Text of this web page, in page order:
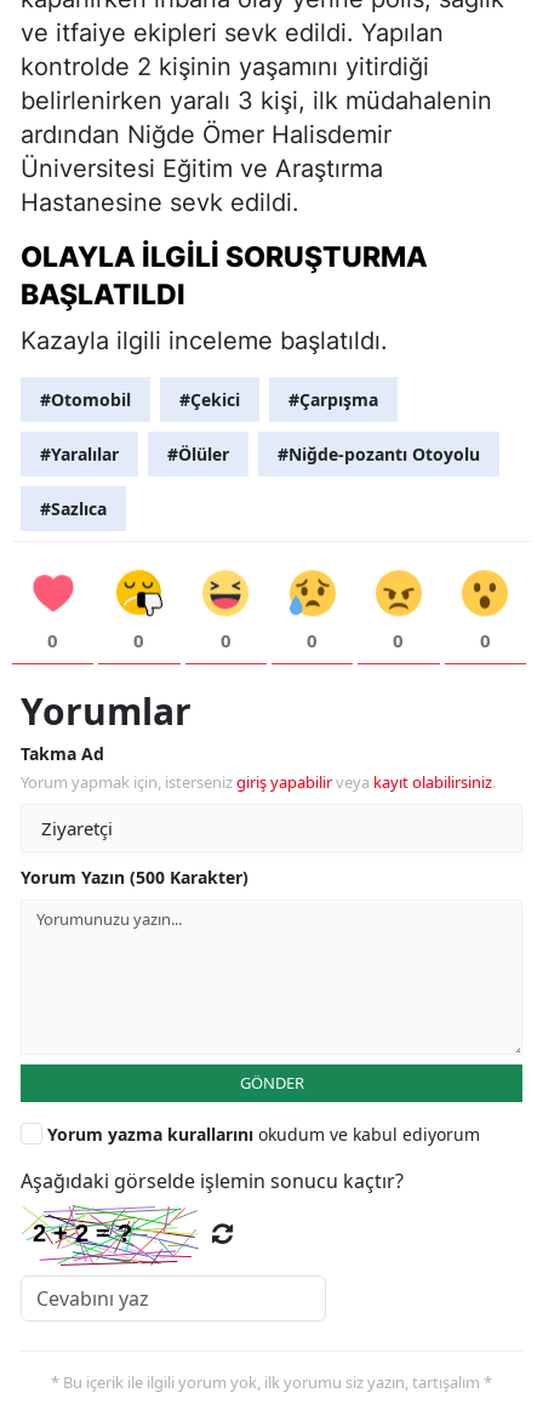
ve itfaiye ekipleri sevk edildi. Yapılan
kontrolde 2 kişinin yaşamını yitirdiği
belirlenirken yaralı 3 kişi, ilk müdahalenin
ardından Niğde Ömer Halisdemir
Üniversitesi Eğitim ve Araştırma
Hastanesine sevk edildi.
OLAYLA İLGILI SORUŞTURMA
BAŞLATILDI
Kazayla ilgili inceleme başlatıldı.
#Otomobil #Çekici #Çarpışma
#Yaralılar #Ölüler #Niğde-pozantı Otoyolu
#Sazlıca
0 0 0 0 0 0
Yorumlar
Takma Ad
Yorum yapmak için, istersenizgiriş yapabilirveya kayıt olabilirsiniz.
Yorum Yazın (500 Karakter)
GÖNDER
Yorum yazma kurallarını okudum ve kabul ediyorum
Aşağıdaki görselde işlemin sonucu kaçtır?
* Bu içerik ile ilgili yorum yok, ilk yorumu siz yazın, tartışalım *